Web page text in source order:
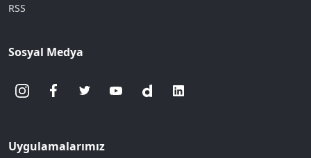
RSS
Sosyal Medya
Uygulamalarımız